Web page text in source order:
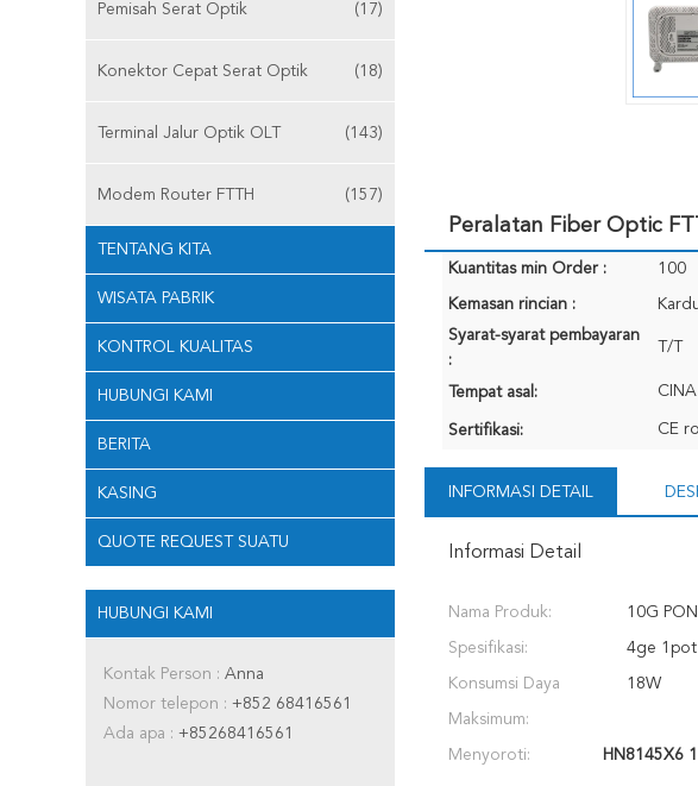
Pemisah Serat Optik (17)
Konektor Cepat Serat Optik (18)
Terminal Jalur Optik OLT (143)
Modem Router FTTH (157)
TENTANG KITA
WISATA PABRIK
KONTROL KUALITAS
HUBUNGI KAMI
BERITA
KASING
QUOTE REQUEST SUATU
HUBUNGI KAMI
Kontak Person : Anna
Nomor telepon : +852 68416561
Ada apa : +85268416561
Peralatan Fiber Optic
Kuantitas min Order : 100
Kemasan rincian :
Syarat-syarat pembayaran
:
T/T
Tempat asal: CINA
Sertifikasi: CE
INFORMASI DETAIL
Informasi Detail
Nama Produk: 10G PON
Spesifikasi: 4ge
Konsumsi Daya
Maksimum:
18W
Menyoroti: HN8145X6